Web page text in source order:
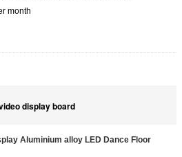
month
display board
Aluminium alloy LED Dance Floor